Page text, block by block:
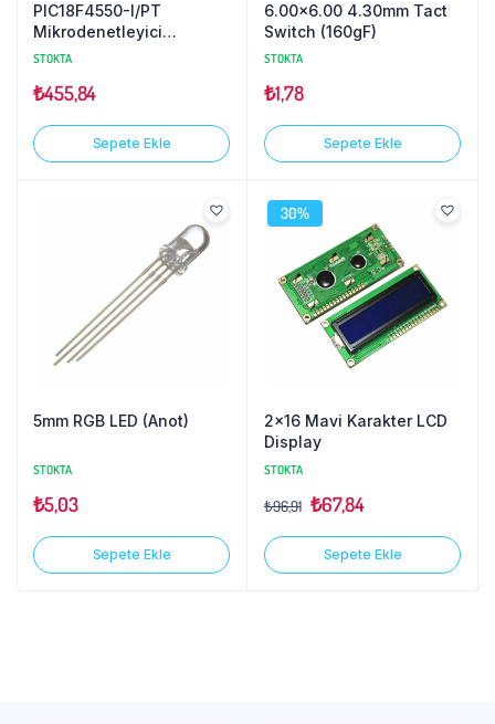
PIC18F4550-I/PT
Mikrodenetleyici
TQFP44
STOKTA
₺455,84
Sepete Ekle
6.00×6.00 4.30mm Tact
Switch (160gF)
STOKTA
₺1,78
Sepete Ekle
5mm RGB LED (Anot)
STOKTA
₺5,03
Sepete Ekle
30%
2×16 Mavi Karakter LCD
Display
STOKTA
₺96,91 ₺67,84
Sepete Ekle